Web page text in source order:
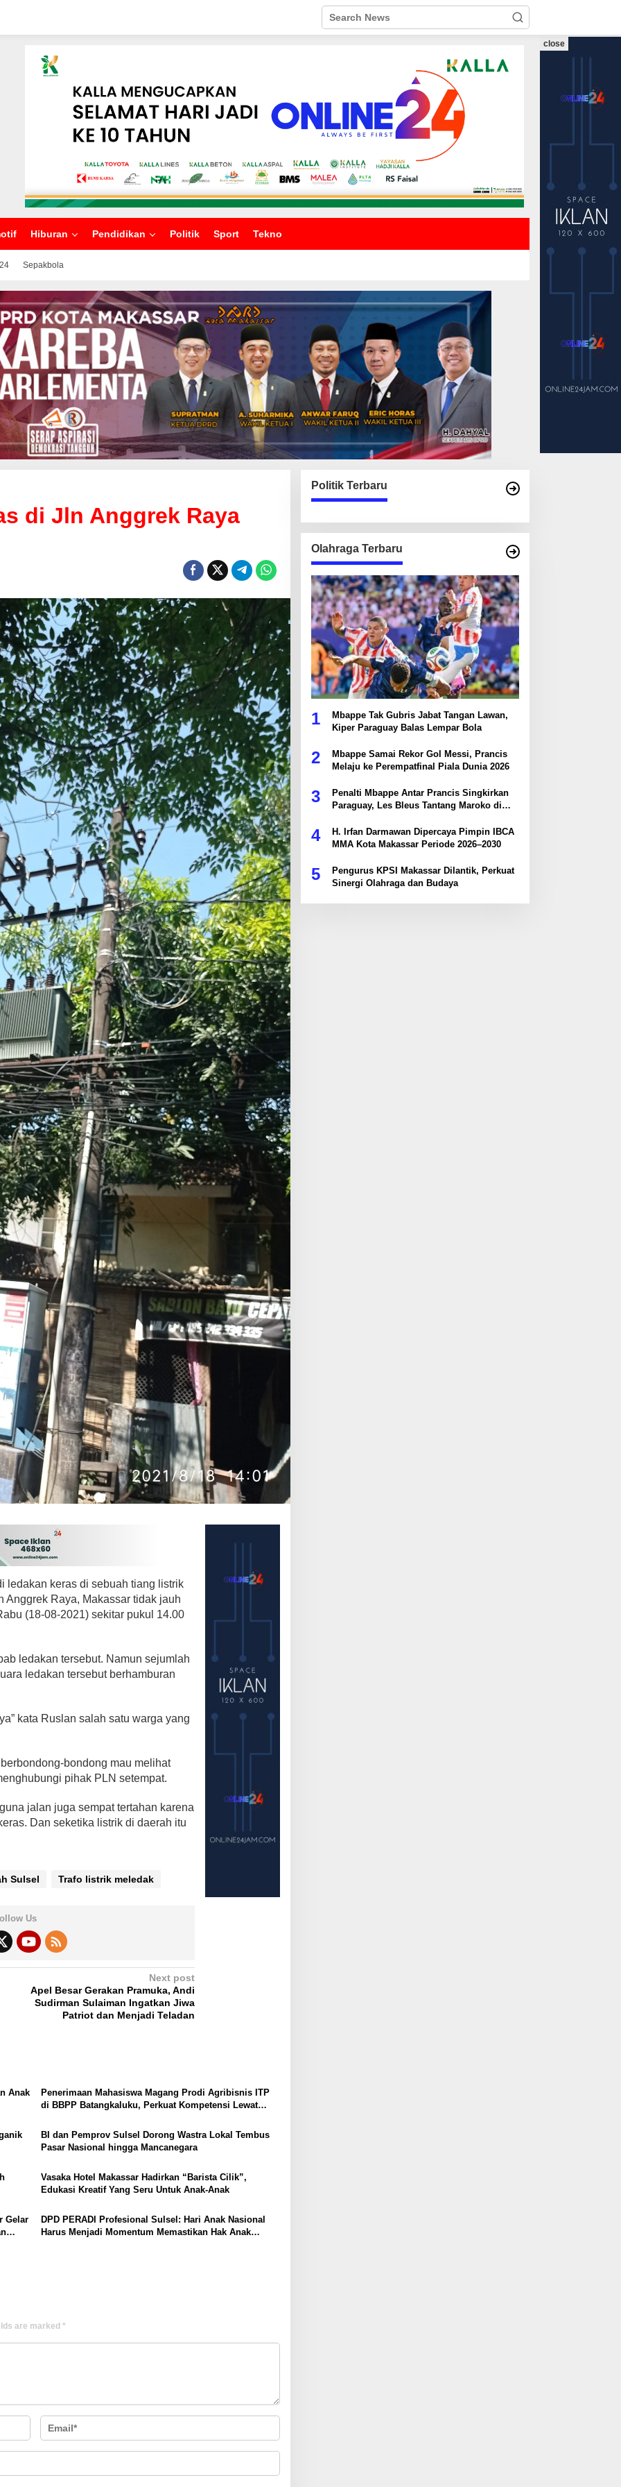
Hiburan Pendidikan Politik Sport Tekno
Sepakbola
close
di Jln Anggrek Raya
ledakan keras di sebuah tiang listrik
Anggrek Raya, Makassar tidak jauh
(18-08-2021) sekitar pukul 14.00
ledakan tersebut. Namun sejumlah
ledakan tersebut berhamburan
kata Ruslan salah satu warga yang
bondong mau melihat
pihak PLN setempat.
jalan juga sempat tertahan karena
Dan seketika listrik di daerah itu
Sulsel Trafo listrik meledak
Us
Next post
Apel Besar Gerakan Pramuka, Andi
Sudirman Sulaiman Ingatkan Jiwa
Patriot dan Menjadi Teladan
Anak
Penerimaan Mahasiswa Magang Prodi Agribisnis ITP
di BBPP Batangkaluku, Perkuat Kompetensi Lewat
BI dan Pemprov Sulsel Dorong Wastra Lokal Tembus
Pasar Nasional hingga Mancanegara
Vasaka Hotel Makassar Hadirkan “Barista Cilik”,
Edukasi Kreatif Yang Seru Untuk Anak-Anak
Gelar
DPD PERADI Profesional Sulsel: Hari Anak Nasional
Harus Menjadi Momentum Memastikan Hak Anak
are marked *
Politik Terbaru
Olahraga Terbaru
1
Mbappe Tak Gubris Jabat Tangan Lawan,
Kiper Paraguay Balas Lempar Bola
2
Mbappe Samai Rekor Gol Messi, Prancis
Melaju ke Perempatfinal Piala Dunia 2026
3
Penalti Mbappe Antar Prancis Singkirkan
Paraguay, Les Bleus Tantang Maroko di
4
H. Irfan Darmawan Dipercaya Pimpin IBCA
MMA Kota Makassar Periode 2026–2030
5
Pengurus KPSI Makassar Dilantik, Perkuat
Sinergi Olahraga dan Budaya